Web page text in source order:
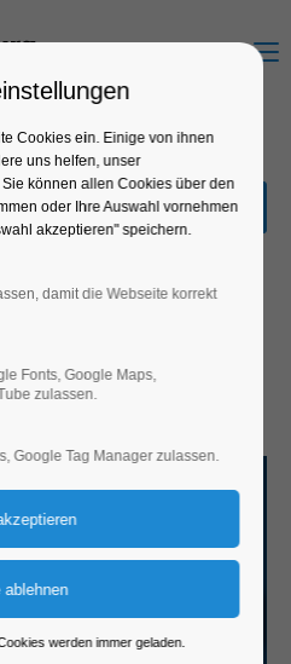
Menu
zweimal in
Cookies ein. Einige von ihnen
uns helfen, unser
können allen Cookies über den
oder Ihre Auswahl vornehmen
akzeptieren" speichern.
damit die Webseite korrekt
Fonts, Google Maps,
zulassen.
Google Tag Manager zulassen.
werden immer geladen.